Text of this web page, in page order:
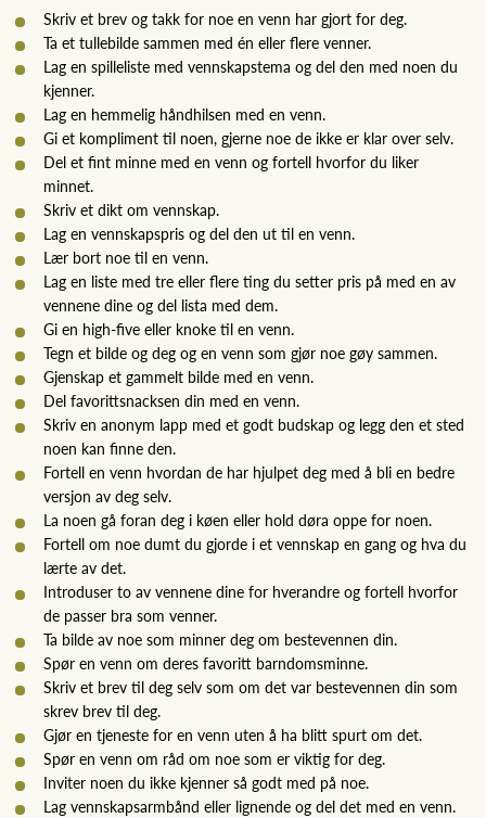
Skriv et brev og takk for noe en venn har gjort for deg.
Ta et tullebilde sammen med én eller flere venner.
Lag en spilleliste med vennskapstema og del den med noen du
kjenner.
Lag en hemmelig håndhilsen med en venn.
Gi et kompliment til noen, gjerne noe de ikke er klar over selv.
Del et fint minne med en venn og fortell hvorfor du liker
minnet.
Skriv et dikt om vennskap.
Lag en vennskapspris og del den ut til en venn.
Lær bort noe til en venn.
Lag en liste med tre eller flere ting du setter pris på med en av
vennene dine og del lista med dem.
Gi en high-five eller knoke til en venn.
Tegn et bilde og deg og en venn som gjør noe gøy sammen.
Gjenskap et gammelt bilde med en venn.
Del favorittsnacksen din med en venn.
Skriv en anonym lapp med et godt budskap og legg den et sted
noen kan finne den.
Fortell en venn hvordan de har hjulpet deg med å bli en bedre
versjon av deg selv.
La noen gå foran deg i køen eller hold døra oppe for noen.
Fortell om noe dumt du gjorde i et vennskap en gang og hva du
lærte av det.
Introduser to av vennene dine for hverandre og fortell hvorfor
de passer bra som venner.
Ta bilde av noe som minner deg om bestevennen din.
Spør en venn om deres favoritt barndomsminne.
Skriv et brev til deg selv som om det var bestevennen din som
skrev brev til deg.
Gjør en tjeneste for en venn uten å ha blitt spurt om det.
Spør en venn om råd om noe som er viktig for deg.
Inviter noen du ikke kjenner så godt med på noe.
Lag vennskapsarmbånd eller lignende og del det med en venn.